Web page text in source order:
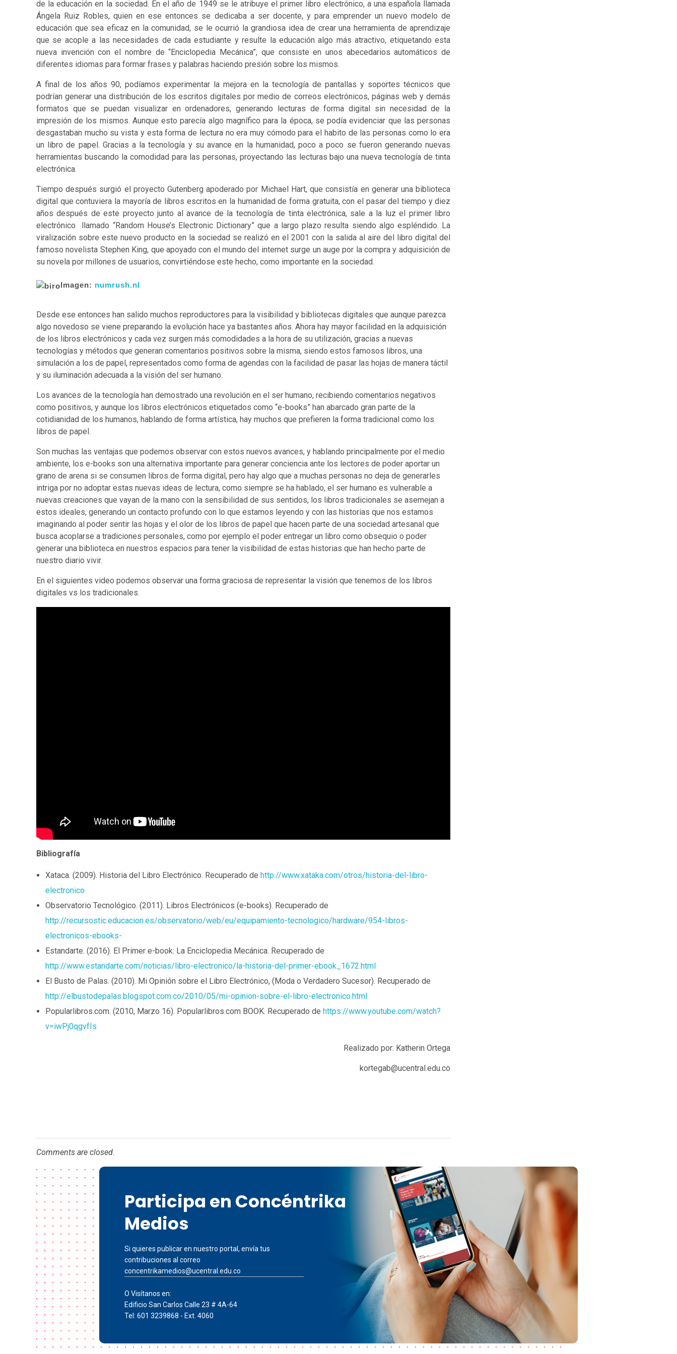
de la educación en la sociedad. En el año de 1949 se le atribuye el primer libro electrónico, a una española llamada
Ángela Ruiz Robles, quien en ese entonces se dedicaba a ser docente, y para emprender un nuevo modelo de
educación que sea eficaz en la comunidad, se le ocurrió la grandiosa idea de crear una herramienta de aprendizaje
que se acople a las necesidades de cada estudiante y resulte la educación algo más atractivo, etiquetando esta
nueva invención con el nombre de “Enciclopedia Mecánica”, que consiste en unos abecedarios automáticos de
diferentes idiomas para formar frases y palabras haciendo presión sobre los mismos.
A final de los años 90, podíamos experimentar la mejora en la tecnología de pantallas y soportes técnicos que
podrían generar una distribución de los escritos digitales por medio de correos electrónicos, páginas web y demás
formatos que se puedan visualizar en ordenadores, generando lecturas de forma digital sin necesidad de la
impresión de los mismos. Aunque esto parecía algo magnífico para la época, se podía evidenciar que las personas
desgastaban mucho su vista y esta forma de lectura no era muy cómodo para el habito de las personas como lo era
un libro de papel. Gracias a la tecnología y su avance en la humanidad, poco a poco se fueron generando nuevas
herramientas buscando la comodidad para las personas, proyectando las lecturas bajo una nueva tecnología de tinta
electrónica.
Tiempo después surgió el proyecto Gutenberg apoderado por Michael Hart, que consistía en generar una biblioteca
digital que contuviera la mayoría de libros escritos en la humanidad de forma gratuita, con el pasar del tiempo y diez
años después de este proyecto junto al avance de la tecnología de tinta electrónica, sale a la luz el primer libro
electrónico llamado “Random House’s Electronic Dictionary” que a largo plazo resulta siendo algo espléndido. La
viralización sobre este nuevo producto en la sociedad se realizó en el 2001 con la salida al aire del libro digital del
famoso novelista Stephen King, que apoyado con el mundo del internet surge un auge por la compra y adquisición de
su novela por millones de usuarios, convirtiéndose este hecho, como importante en la sociedad.
Imagen: numrush.nl
Desde ese entonces han salido muchos reproductores para la visibilidad y bibliotecas digitales que aunque parezca
algo novedoso se viene preparando la evolución hace ya bastantes años. Ahora hay mayor facilidad en la adquisición
de los libros electrónicos y cada vez surgen más comodidades a la hora de su utilización, gracias a nuevas
tecnologías y métodos que generan comentarios positivos sobre la misma, siendo estos famosos libros, una
simulación a los de papel, representados como forma de agendas con la facilidad de pasar las hojas de manera táctil
y su iluminación adecuada a la visión del ser humano.
Los avances de la tecnología han demostrado una revolución en el ser humano, recibiendo comentarios negativos
como positivos, y aunque los libros electrónicos etiquetados como “e-books” han abarcado gran parte de la
cotidianidad de los humanos, hablando de forma artística, hay muchos que prefieren la forma tradicional como los
libros de papel.
Son muchas las ventajas que podemos observar con estos nuevos avances, y hablando principalmente por el medio
ambiente, los e-books son una alternativa importante para generar conciencia ante los lectores de poder aportar un
grano de arena si se consumen libros de forma digital, pero hay algo que a muchas personas no deja de generarles
intriga por no adoptar estas nuevas ideas de lectura, como siempre se ha hablado, el ser humano es vulnerable a
nuevas creaciones que vayan de la mano con la sensibilidad de sus sentidos, los libros tradicionales se asemejan a
estos ideales, generando un contacto profundo con lo que estamos leyendo y con las historias que nos estamos
imaginando al poder sentir las hojas y el olor de los libros de papel que hacen parte de una sociedad artesanal que
busca acoplarse a tradiciones personales, como por ejemplo el poder entregar un libro como obsequio o poder
generar una biblioteca en nuestros espacios para tener la visibilidad de estas historias que han hecho parte de
nuestro diario vivir.
En el siguientes video podemos observar una forma graciosa de representar la visión que tenemos de los libros
digitales vs los tradicionales.
Bibliografía
Xataca. (2009). Historia del Libro Electrónico. Recuperado de http://www.xataka.com/otros/historia-del-libro-
electronico
Observatorio Tecnológico. (2011). Libros Electrónicos (e-books). Recuperado de
http://recursostic.educacion.es/observatorio/web/eu/equipamiento-tecnologico/hardware/954-libros-
electronicos-ebooks-
Estandarte. (2016). El Primer e-book: La Enciclopedia Mecánica. Recuperado de
http://www.estandarte.com/noticias/libro-electronico/la-historia-del-primer-ebook_1672.html
El Busto de Palas. (2010). Mi Opinión sobre el Libro Electrónico, (Moda o Verdadero Sucesor). Recuperado de
http://elbustodepalas.blogspot.com.co/2010/05/mi-opinion-sobre-el-libro-electronico.html
Popularlibros.com. (2010, Marzo 16). Popularlibros.com BOOK. Recuperado de https://www.youtube.com/watch?
v=iwPj0qgvfIs
Realizado por: Katherin Ortega
kortegab@ucentral.edu.co
Comments are closed.
Participa en Concéntrika
Medios
Si quieres publicar en nuestro portal, envía tus
contribuciones al correo
concentrikamedios@ucentral.edu.co
O Visítanos en:
Edificio San Carlos Calle 23 # 4A-64
Tel: 601 3239868 - Ext. 4060